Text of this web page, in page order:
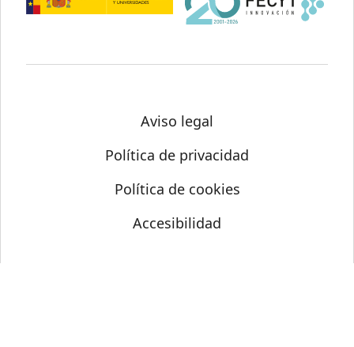
Aviso legal
Política de privacidad
Política de cookies
Accesibilidad